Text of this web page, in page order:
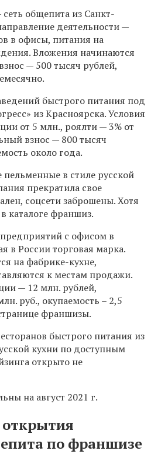
общепита из Санкт-
деятельности —
в офисы, питания на
Вложения начинаются
— 500 тысяч рублей,
быстрого питания под
из Красноярска. Условия
от 5 млн., роялти — 3% от
взнос — 800 тысяч
около года.
в стиле русской
прекратила свое
соцсети заброшены. Хотя
каталоге франшиз.
с офисом в
в России торговая марка.
на фабрике-кухне,
к местам продажи.
— 12 млн. рублей,
руб., окупаемость – 2,5
франшизы.
быстрого питания из
кухни по доступным
открыто не
на август 2021 г.
по франшизе